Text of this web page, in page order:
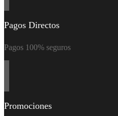
Pagos Directos
Pagos 100% seguros
Promociones